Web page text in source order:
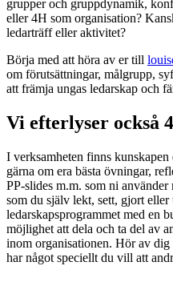
grupper och gruppdynamik,
eller 4H som organisation?
ledarträff eller aktivitet?
Börja med att höra av er till
om förutsättningar, målgrupp,
att främja ungas ledarskap och
Vi efterlyser också
I verksamheten finns
gärna om era bästa övningar,
PP-slides m.m. som ni
som du själv lekt, sett, gjort
ledarskapsprogrammet med en
möjlighet att dela och ta del av
inom organisationen. Hör av
har något speciellt du vill att